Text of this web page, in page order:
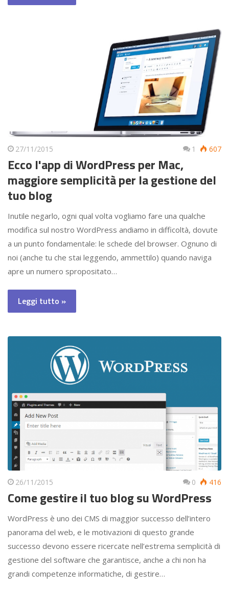
27/11/2015 1 607
Ecco l'app di WordPress per Mac,
maggiore semplicità per la gestione del
tuo blog
Inutile negarlo, ogni qual volta vogliamo fare una qualche
modifica sul nostro WordPress andiamo in difficoltà, dovute
a un punto fondamentale: le schede del browser. Ognuno di
noi (anche tu che stai leggendo, ammettilo) quando naviga
apre un numero spropositato…
Leggi tutto »
26/11/2015 0 416
Come gestire il tuo blog su WordPress
WordPress è uno dei CMS di maggior successo dell’intero
panorama del web, e le motivazioni di questo grande
successo devono essere ricercate nell’estrema semplicità di
gestione del software che garantisce, anche a chi non ha
grandi competenze informatiche, di gestire…